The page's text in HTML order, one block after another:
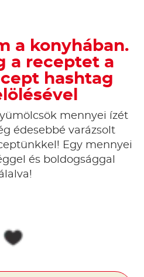
a konyhában.
a receptet a
hashtag
mennyei ízét
édesebbé varázsolt
Egy mennyei
és boldogsággal